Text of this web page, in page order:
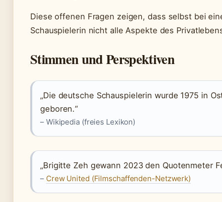
Diese offenen Fragen zeigen, dass selbst bei
Schauspielerin nicht alle Aspekte des
Stimmen und Perspektiven
„Die deutsche Schauspielerin wurde 1975 in
geboren.“
– Wikipedia (freies Lexikon)
„Brigitte Zeh gewann 2023 den Quotenmeter
– Crew United (Filmschaffenden-Netzwerk)